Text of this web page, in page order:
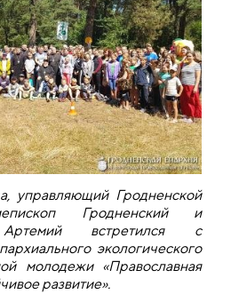
управляющий Гродненской
Гродненский и
Артемий встретился с
экологического
молодежи «Православная
развитие».